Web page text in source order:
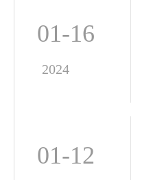
01-16
2024
01-12